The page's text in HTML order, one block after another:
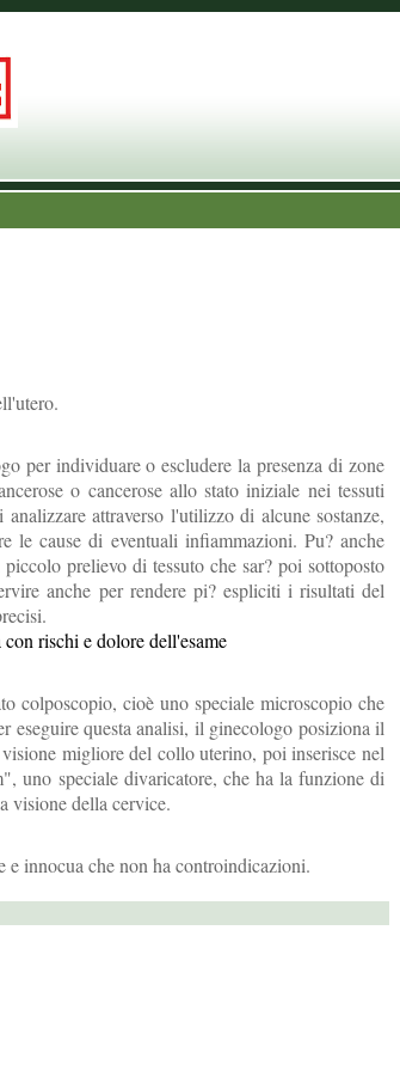
per individuare o escludere la presenza di zone
o cancerose allo stato iniziale nei tessuti
attraverso l'utilizzo di alcune sostanze,
le cause di eventuali infiammazioni. Pu? anche
prelievo di tessuto che sar? poi sottoposto
anche per rendere pi? espliciti i risultati del
rischi e dolore dell'esame
colposcopio, cioè uno speciale microscopio che
eseguire questa analisi, il ginecologo posiziona il
migliore del collo uterino, poi inserisce nel
uno speciale divaricatore, che ha la funzione di
visione della cervice.
e innocua che non ha controindicazioni.